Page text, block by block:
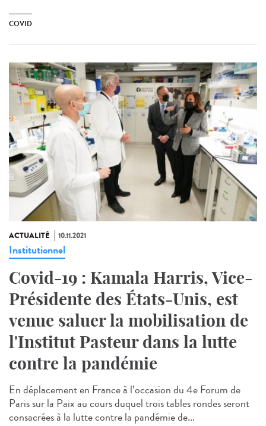
COVID
ACTUALITÉ 10.11.2021
Institutionnel
Covid-19 : Kamala Harris, Vice-
Présidente des États-Unis, est
venue saluer la mobilisation de
l'Institut Pasteur dans la lutte
contre la pandémie
En déplacement en France à l’occasion du 4e Forum de
Paris sur la Paix au cours duquel trois tables rondes seront
consacrées à la lutte contre la pandémie de...